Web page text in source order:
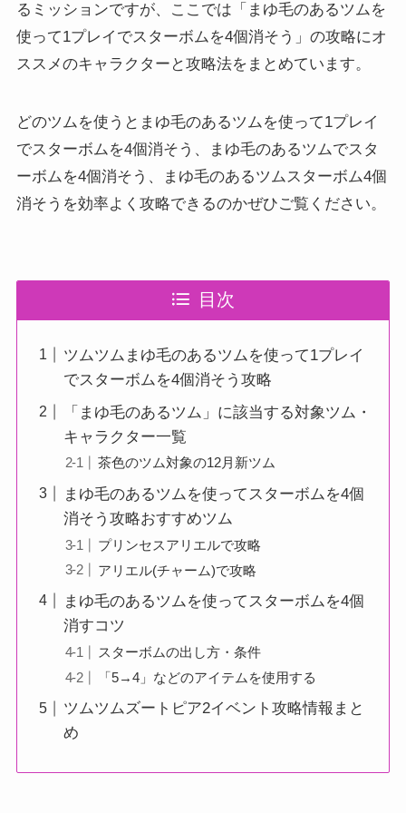
るミッションですが、ここでは「まゆ毛のあるツムを
使って1プレイでスターボムを4個消そう」の攻略にオ
ススメのキャラクターと攻略法をまとめています。
どのツムを使うとまゆ毛のあるツムを使って1プレイ
でスターボムを4個消そう、まゆ毛のあるツムでスタ
ーボムを4個消そう、まゆ毛のあるツムスターボム4個
消そうを効率よく攻略できるのかぜひご覧ください。
目次
ツムツムまゆ毛のあるツムを使って1プレイ
でスターボムを4個消そう攻略
「まゆ毛のあるツム」に該当する対象ツム・
キャラクター一覧
茶色のツム対象の12月新ツム
まゆ毛のあるツムを使ってスターボムを4個
消そう攻略おすすめツム
プリンセスアリエルで攻略
アリエル(チャーム)で攻略
まゆ毛のあるツムを使ってスターボムを4個
消すコツ
スターボムの出し方・条件
「5→4」などのアイテムを使用する
ツムツムズートピア2イベント攻略情報まと
め